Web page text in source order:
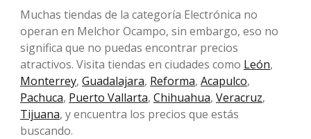
Muchas tiendas de la categoría Electrónica no
operan en Melchor Ocampo, sin embargo, eso no
significa que no puedas encontrar precios
atractivos. Visita tiendas en ciudades como León,
Monterrey, Guadalajara, Reforma, Acapulco,
Pachuca, Puerto Vallarta, Chihuahua, Veracruz,
Tijuana, y encuentra los precios que estás
buscando.